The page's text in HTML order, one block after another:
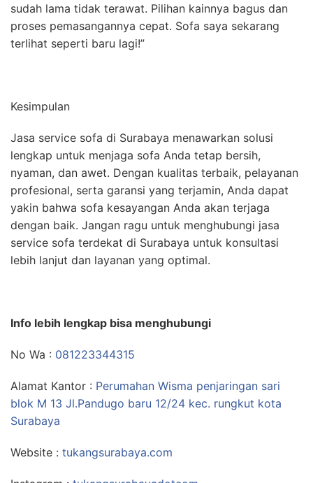
sudah lama tidak terawat. Pilihan kainnya bagus dan
proses pemasangannya cepat. Sofa saya sekarang
terlihat seperti baru lagi!”
Kesimpulan
Jasa service sofa di Surabaya menawarkan solusi
lengkap untuk menjaga sofa Anda tetap bersih,
nyaman, dan awet. Dengan kualitas terbaik, pelayanan
profesional, serta garansi yang terjamin, Anda dapat
yakin bahwa sofa kesayangan Anda akan terjaga
dengan baik. Jangan ragu untuk menghubungi jasa
service sofa terdekat di Surabaya untuk konsultasi
lebih lanjut dan layanan yang optimal.
Info lebih lengkap bisa menghubungi
No Wa : 081223344315
Alamat Kantor : Perumahan Wisma penjaringan sari
blok M 13 Jl.Pandugo baru 12/24 kec. rungkut kota
Surabaya
Website : tukangsurabaya.com